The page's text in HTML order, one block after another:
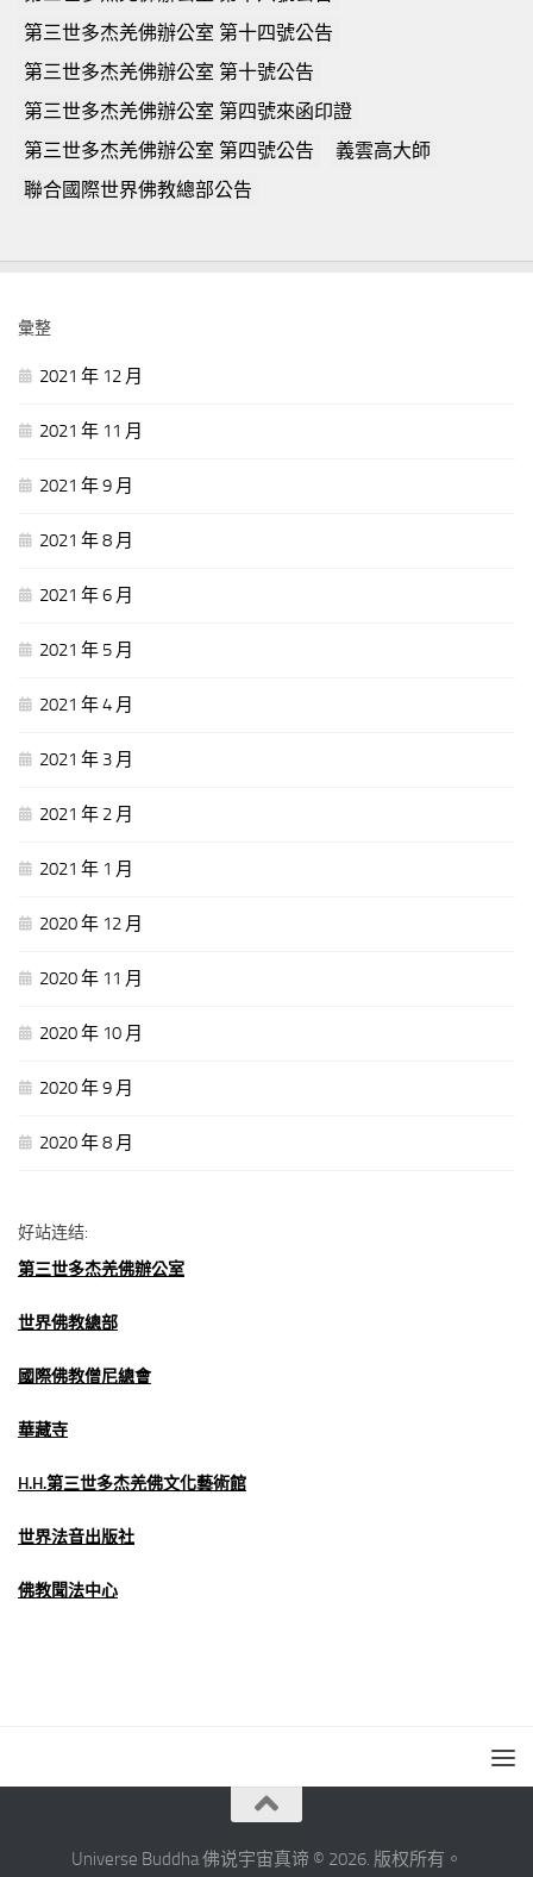
第三世多杰羌佛辦公室 第十四號公告
第三世多杰羌佛辦公室 第十號公告
第三世多杰羌佛辦公室 第四號來函印證
第三世多杰羌佛辦公室 第四號公告
義雲高大師
聯合國際世界佛教總部公告
彙整
2021 年 12 月
2021 年 11 月
2021 年 9 月
2021 年 8 月
2021 年 6 月
2021 年 5 月
2021 年 4 月
2021 年 3 月
2021 年 2 月
2021 年 1 月
2020 年 12 月
2020 年 11 月
2020 年 10 月
2020 年 9 月
2020 年 8 月
好站连结:
第三世多杰羌佛辦公室
世界佛教總部
國際佛教僧尼總會
華藏寺
H.H.第三世多杰羌佛文化藝術館
世界法音出版社
佛教聞法中心
Universe Buddha 佛说宇宙真谛 © 2026. 版权所有。